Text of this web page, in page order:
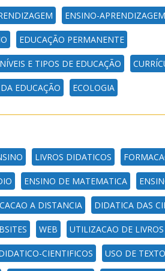
ENSINO-APRENDIZAGEM
EDUCAÇÃO PERMANENTE
E TIPOS DE EDUCAÇÃO
EDUCAÇÃO ECOLOGIA
LIVROS DIDATICOS
ENSINO DE MATEMATICA
A DISTANCIA DIDATICA DAS
WEB UTILIZACAO DE
CIENTIFICOS USO DE